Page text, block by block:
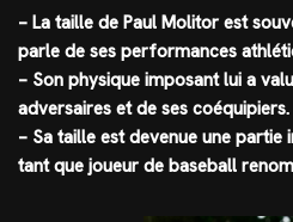
– La taille de Paul Molitor est
parle de ses performances
– Son physique imposant lui a
adversaires et de ses coéquipiers.
– Sa taille est devenue une partie
tant que joueur de baseball